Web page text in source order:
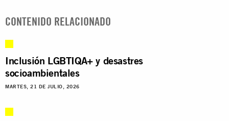
CONTENIDO RELACIONADO
Inclusión LGBTIQA+ y desastres
socioambientales
MARTES, 21 DE JULIO, 2026